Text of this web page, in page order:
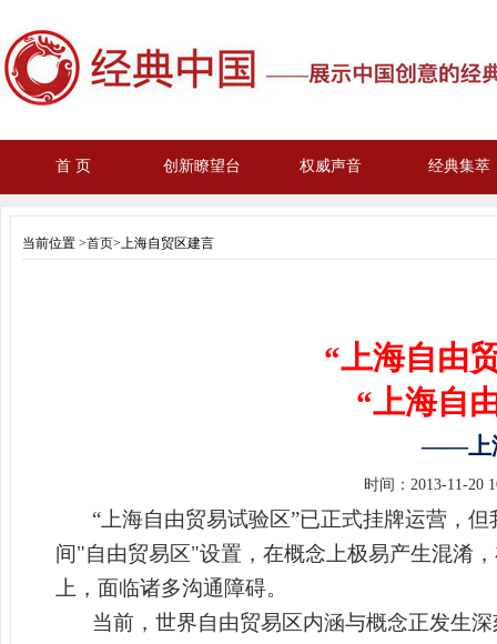
首 页 创新瞭望台 权威声音 经典集萃
当前位置 >首页>上海自贸区建言
“上海自由
“上海自
——上
时间： 2013-11-20
“上海自由贸易试验区”已正式挂牌运营，
间"自由贸易区"设置，在概念上极易产生混淆
上，面临诸多沟通障碍。
当前，世界自由贸易区内涵与概念正发生